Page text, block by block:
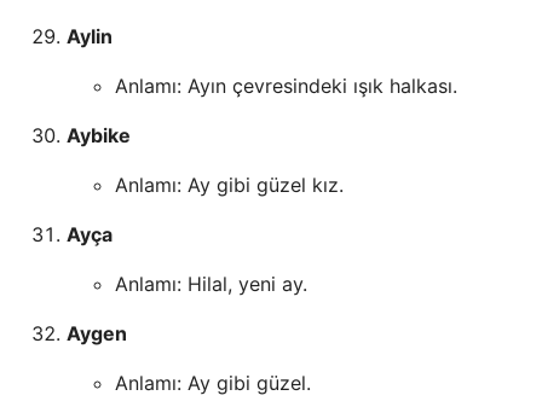
Aylin
Anlamı: Ayın çevresindeki ışık halkası.
Aybike
Anlamı: Ay gibi güzel kız.
Ayça
Anlamı: Hilal, yeni ay.
Aygen
Anlamı: Ay gibi güzel.